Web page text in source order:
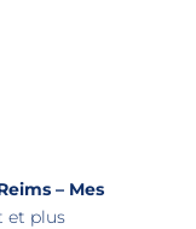
– Mes
et plus